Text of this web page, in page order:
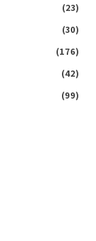
(23)
(30)
(176)
(42)
(99)